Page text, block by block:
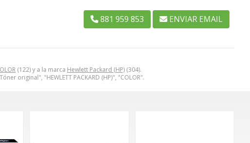
(122) y a la marca Hewlett Packard (HP) (304).
original", "HEWLETT PACKARD (HP)", "COLOR".
881 959 853 ENVIAR EMAIL